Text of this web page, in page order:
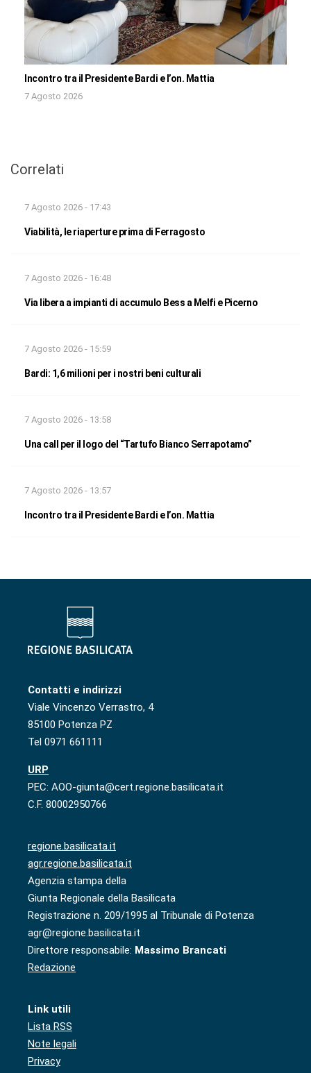
Incontro tra il Presidente Bardi e l’on. Mattia
7 Agosto 2026
Correlati
7 Agosto 2026 - 17:43
Viabilità, le riaperture prima di Ferragosto
7 Agosto 2026 - 16:48
Via libera a impianti di accumulo Bess a Melfi e Picerno
7 Agosto 2026 - 15:59
Bardi: 1,6 milioni per i nostri beni culturali
7 Agosto 2026 - 13:58
Una call per il logo del “Tartufo Bianco Serrapotamo”
7 Agosto 2026 - 13:57
Incontro tra il Presidente Bardi e l’on. Mattia
Contatti e indirizzi
Viale Vincenzo Verrastro, 4
85100 Potenza PZ
Tel 0971 661111
URP
PEC: AOO-giunta@cert.regione.basilicata.it
C.F. 80002950766
regione.basilicata.it
agr.regione.basilicata.it
Agenzia stampa della
Giunta Regionale della Basilicata
Registrazione n. 209/1995 al Tribunale di Potenza
agr@regione.basilicata.it
Direttore responsabile: Massimo Brancati
Redazione
Link utili
Lista RSS
Note legali
Privacy